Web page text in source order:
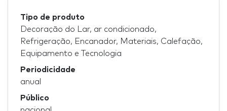
Tipo de produto
Decoração do Lar, ar condicionado,
Refrigeração, Encanador, Materiais, Calefação,
Equipamento e Tecnologia
Periodicidade
anual
Público